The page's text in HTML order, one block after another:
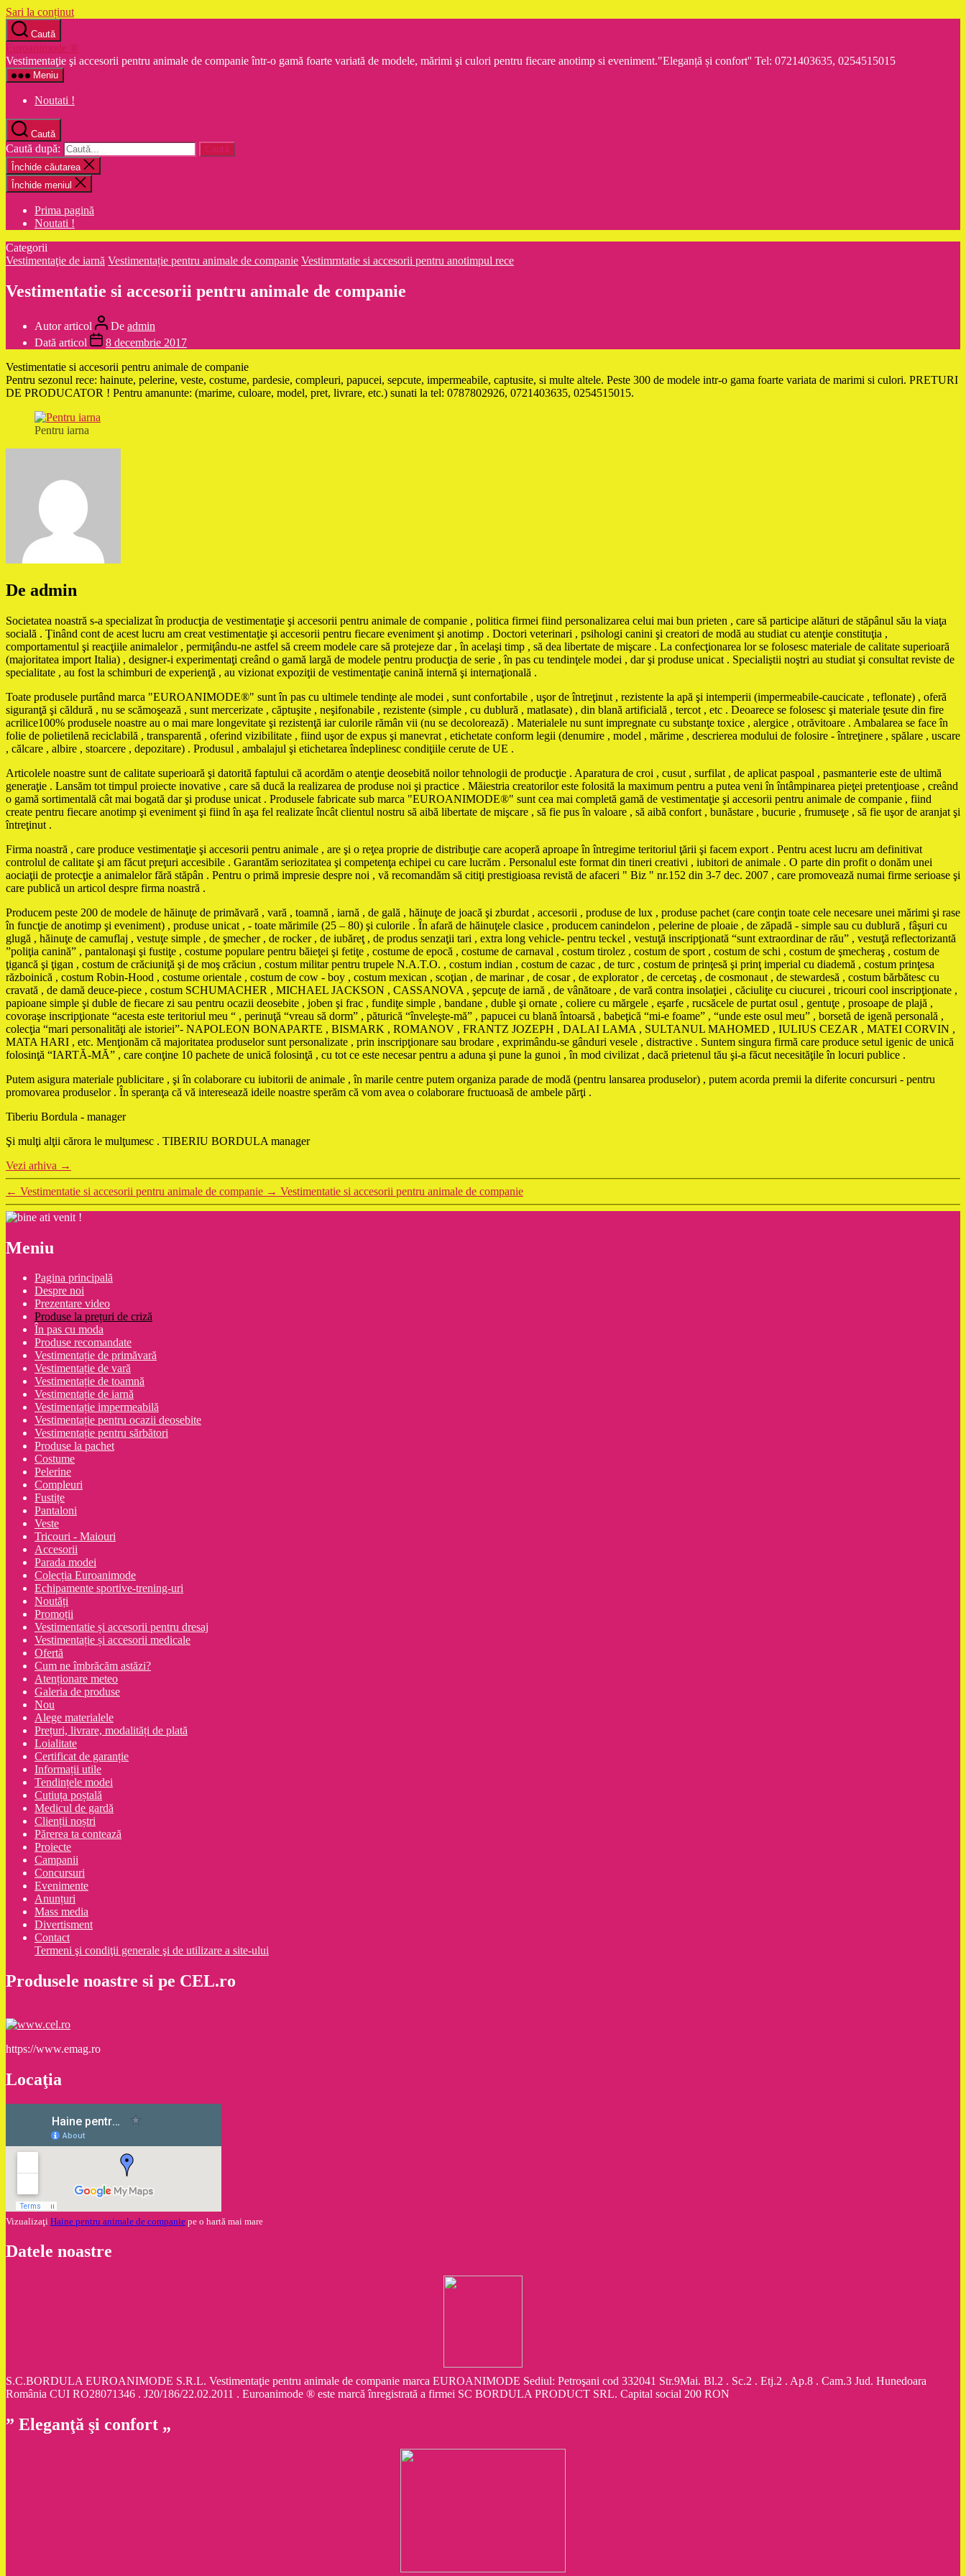
Sari la conținut
Caută
Euroanimode ®
Vestimentaţie şi accesorii pentru animale de companie într-o gamă foarte variată de modele, mărimi şi culori pentru fiecare anotimp si eveniment."Eleganță și confort'' Tel: 0721403635, 0254515015
Meniu
Noutati !
Caută
Caută după:
Închide căutarea
Închide meniul
Prima pagină
Noutati !
Categorii
Vestimentaţie de iarnă Vestimentație pentru animale de companie Vestimrntatie si accesorii pentru anotimpul rece
Vestimentatie si accesorii pentru animale de companie
Autor articol De admin
Dată articol
8 decembrie 2017
Vestimentatie si accesorii pentru animale de companie
Pentru sezonul rece: hainute, pelerine, veste, costume, pardesie, compleuri, papucei, sepcute, impermeabile, captusite, si multe altele. Peste 300 de modele intr-o gama foarte variata de marimi si culori. PRETURI
DE PRODUCATOR ! Pentru amanunte: (marime, culoare, model, pret, livrare, etc.) sunati la tel: 0787802926, 0721403635, 0254515015.
Pentru iarna
De admin
Societatea noastră s-a specializat în producţia de vestimentaţie şi accesorii pentru animale de companie , politica firmei fiind personalizarea celui mai bun prieten , care să participe alături de stăpânul său la viaţa
socială . Ţinând cont de acest lucru am creat vestimentaţie şi accesorii pentru fiecare eveniment şi anotimp . Doctori veterinari , psihologi canini şi creatori de modă au studiat cu atenţie constituţia ,
comportamentul şi reacţiile animalelor , permiţându-ne astfel să creem modele care să protejeze dar , în acelaşi timp , să dea libertate de mişcare . La confecţionarea lor se folosesc materiale de calitate superioară
(majoritatea import Italia) , designer-i experimentaţi creând o gamă largă de modele pentru producţia de serie , în pas cu tendinţele modei , dar şi produse unicat . Specialiştii noştri au studiat şi consultat reviste de
specialitate , au fost la schimburi de experienţă , au vizionat expoziţii de vestimentaţie canină internă şi internaţională .
Toate produsele purtând marca "EUROANIMODE®" sunt în pas cu ultimele tendinţe ale modei , sunt confortabile , uşor de întreţinut , rezistente la apă şi intemperii (impermeabile-caucicate , teflonate) , oferă
siguranţă şi căldură , nu se scămoşează , sunt mercerizate , căptuşite , neşifonabile , rezistente (simple , cu dublură , matlasate) , din blană artificială , tercot , etc . Deoarece se folosesc şi materiale ţesute din fire
acrilice100% produsele noastre au o mai mare longevitate şi rezistenţă iar culorile rămân vii (nu se decolorează) . Materialele nu sunt impregnate cu substanţe toxice , alergice , otrăvitoare . Ambalarea se face în
folie de polietilenă reciclabilă , transparentă , oferind vizibilitate , fiind uşor de expus şi manevrat , etichetate conform legii (denumire , model , mărime , descrierea modului de folosire - întreţinere , spălare , uscare
, călcare , albire , stoarcere , depozitare) . Produsul , ambalajul şi etichetarea îndeplinesc condiţiile cerute de UE .
Articolele noastre sunt de calitate superioară şi datorită faptului că acordăm o atenţie deosebită noilor tehnologii de producţie . Aparatura de croi , cusut , surfilat , de aplicat paspoal , pasmanterie este de ultimă
generaţie . Lansăm tot timpul proiecte inovative , care să ducă la realizarea de produse noi şi practice . Măiestria creatorilor este folosită la maximum pentru a putea veni în întâmpinarea pieţei pretenţioase , creând
o gamă sortimentală cât mai bogată dar şi produse unicat . Produsele fabricate sub marca "EUROANIMODE®" sunt cea mai completă gamă de vestimentaţie şi accesorii pentru animale de companie , fiind
create pentru fiecare anotimp şi eveniment şi fiind în aşa fel realizate încât clientul nostru să aibă libertate de mişcare , să fie pus în valoare , să aibă confort , bunăstare , bucurie , frumuseţe , să fie uşor de aranjat şi
întreţinut .
Firma noastră , care produce vestimentaţie şi accesorii pentru animale , are şi o reţea proprie de distribuţie care acoperă aproape în întregime teritoriul ţării şi facem export . Pentru acest lucru am definitivat
controlul de calitate şi am făcut preţuri accesibile . Garantăm seriozitatea şi competenţa echipei cu care lucrăm . Personalul este format din tineri creativi , iubitori de animale . O parte din profit o donăm unei
aociaţii de protecţie a animalelor fără stăpân . Pentru o primă impresie despre noi , vă recomandăm să citiţi prestigioasa revistă de afaceri " Biz " nr.152 din 3-7 dec. 2007 , care promovează numai firme serioase şi
care publică un articol despre firma noastră .
Producem peste 200 de modele de hăinuţe de primăvară , vară , toamnă , iarnă , de gală , hăinuţe de joacă şi zburdat , accesorii , produse de lux , produse pachet (care conţin toate cele necesare unei mărimi şi rase
în funcţie de anotimp şi eveniment) , produse unicat , - toate mărimile (25 – 80) şi culorile . În afară de hăinuţele clasice , producem canindelon , pelerine de ploaie , de zăpadă - simple sau cu dublură , fâşuri cu
glugă , hăinuţe de camuflaj , vestuţe simple , de şmecher , de rocker , de iubăreţ , de produs senzaţii tari , extra long vehicle- pentru teckel , vestuţă inscripţionată “sunt extraordinar de rău” , vestuţă reflectorizantă
”poliţia canină” , pantalonaşi şi fustiţe , costume populare pentru băieţei şi fetiţe , costume de epocă , costume de carnaval , costum tirolez , costum de sport , costum de schi , costum de şmecheraş , costum de
ţigancă şi ţigan , costum de crăciuniţă şi de moş crăciun , costum militar pentru trupele N.A.T.O. , costum indian , costum de cazac , de turc , costum de prinţesă şi prinţ imperial cu diademă , costum prinţesa
războinică , costum Robin-Hood , costume orientale , costum de cow - boy , costum mexican , scoţian , de marinar , de cosar , de explorator , de cercetaş , de cosmonaut , de stewardesă , costum bărbătesc cu
cravată , de damă deuce-piece , costum SCHUMACHER , MICHAEL JACKSON , CASSANOVA , şepcuţe de iarnă , de vânătoare , de vară contra insolaţiei , căciuliţe cu ciucurei , tricouri cool inscripţionate ,
papioane simple şi duble de fiecare zi sau pentru ocazii deosebite , joben şi frac , fundiţe simple , bandane , duble şi ornate , coliere cu mărgele , eşarfe , rucsăcele de purtat osul , gentuţe , prosoape de plajă ,
covoraşe inscripţionate “acesta este teritoriul meu “ , perinuţă “vreau să dorm” , păturică “înveleşte-mă” , papucei cu blană întoarsă , babeţică “mi-e foame” , “unde este osul meu” , borsetă de igenă personală ,
colecţia “mari personalităţi ale istoriei”- NAPOLEON BONAPARTE , BISMARK , ROMANOV , FRANTZ JOZEPH , DALAI LAMA , SULTANUL MAHOMED , IULIUS CEZAR , MATEI CORVIN ,
MATA HARI , etc. Menţionăm că majoritatea produselor sunt personalizate , prin inscripţionare sau brodare , exprimându-se gânduri vesele , distractive . Suntem singura firmă care produce setul igenic de unică
folosinţă “IARTĂ-MĂ” , care conţine 10 pachete de unică folosinţă , cu tot ce este necesar pentru a aduna şi pune la gunoi , în mod civilizat , dacă prietenul tău şi-a făcut necesităţile în locuri publice .
Putem asigura materiale publicitare , şi în colaborare cu iubitorii de animale , în marile centre putem organiza parade de modă (pentru lansarea produselor) , putem acorda premii la diferite concursuri - pentru
promovarea produselor . În speranţa că vă interesează ideile noastre sperăm că vom avea o colaborare fructuoasă de ambele părţi .
Tiberiu Bordula - manager
Şi mulţi alţii cărora le mulţumesc . TIBERIU BORDULA manager
Vezi arhiva →
← Vestimentatie si accesorii pentru animale de companie → Vestimentatie si accesorii pentru animale de companie
Meniu
Pagina principală
Despre noi
Prezentare video
Produse la prețuri de criză
În pas cu moda
Produse recomandate
Vestimentație de primăvară
Vestimentație de vară
Vestimentație de toamnă
Vestimentație de iarnă
Vestimentație impermeabilă
Vestimentație pentru ocazii deosebite
Vestimentație pentru sărbători
Produse la pachet
Costume
Pelerine
Compleuri
Fustițe
Pantaloni
Veste
Tricouri - Maiouri
Accesorii
Parada modei
Colecția Euroanimode
Echipamente sportive-trening-uri
Noutăți
Promoții
Vestimentatie și accesorii pentru dresaj
Vestimentație și accesorii medicale
Ofertă
Cum ne îmbrăcăm astăzi?
Atenționare meteo
Galeria de produse
Nou
Alege materialele
Prețuri, livrare, modalități de plată
Loialitate
Certificat de garanție
Informații utile
Tendințele modei
Cutiuța poștală
Medicul de gardă
Clienții noștri
Părerea ta contează
Proiecte
Campanii
Concursuri
Evenimente
Anunțuri
Mass media
Divertisment
Contact
Termeni şi condiţii generale şi de utilizare a site-ului
Produsele noastre si pe CEL.ro
https://www.emag.ro
Locaţia
Vizualizaţi Haine pentru animale de companie pe o hartă mai mare
Datele noastre
S.C.BORDULA EUROANIMODE S.R.L. Vestimentaţie pentru animale de companie marca EUROANIMODE Sediul: Petroşani cod 332041 Str.9Mai. Bl.2 . Sc.2 . Etj.2 . Ap.8 . Cam.3 Jud. Hunedoara
România CUI RO28071346 . J20/186/22.02.2011 . Euroanimode ® este marcă înregistrată a firmei SC BORDULA PRODUCT SRL. Capital social 200 RON
” Eleganţă şi confort „